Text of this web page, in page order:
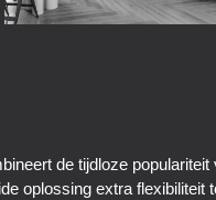
de tijdloze
oplossing extra